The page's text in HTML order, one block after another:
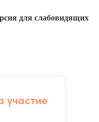
для слабовидящих
участие